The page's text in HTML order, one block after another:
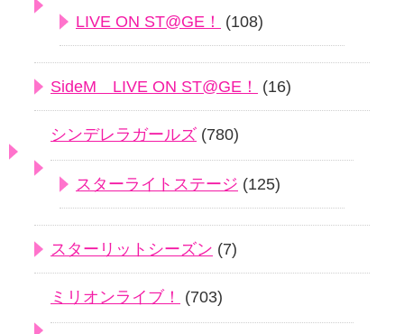
LIVE ON ST@GE！ (108)
SideM LIVE ON ST@GE！ (16)
シンデレラガールズ (780)
スターライトステージ (125)
スターリットシーズン (7)
ミリオンライブ！ (703)